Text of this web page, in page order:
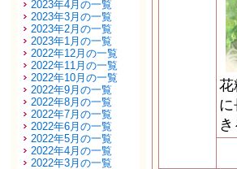
2023年4月の一覧
2023年3月の一覧
2023年2月の一覧
2023年1月の一覧
2022年12月の一覧
2022年11月の一覧
2022年10月の一覧
2022年9月の一覧
2022年8月の一覧
2022年7月の一覧
2022年6月の一覧
2022年5月の一覧
2022年4月の一覧
2022年3月の一覧
花